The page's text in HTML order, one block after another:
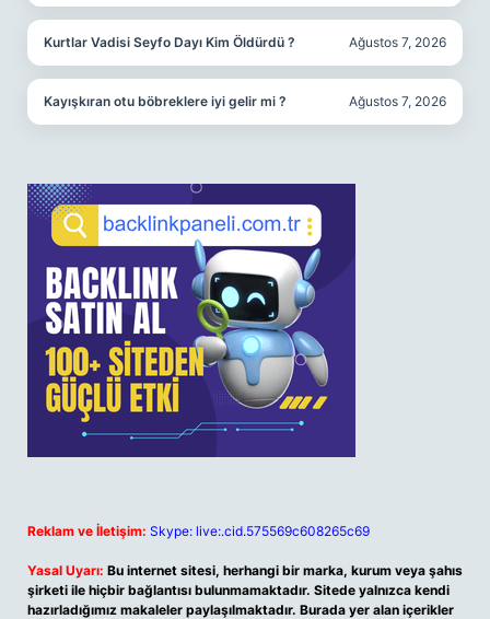
Kurtlar Vadisi Seyfo Dayı Kim Öldürdü ? Ağustos 7, 2026
Kayışkıran otu böbreklere iyi gelir mi ? Ağustos 7, 2026
Reklam ve İletişim: Skype: live:.cid.575569c608265c69
Yasal Uyarı: Bu internet sitesi, herhangi bir marka, kurum veya şahıs
şirketi ile hiçbir bağlantısı bulunmamaktadır. Sitede yalnızca kendi
hazırladığımız makaleler paylaşılmaktadır. Burada yer alan içerikler